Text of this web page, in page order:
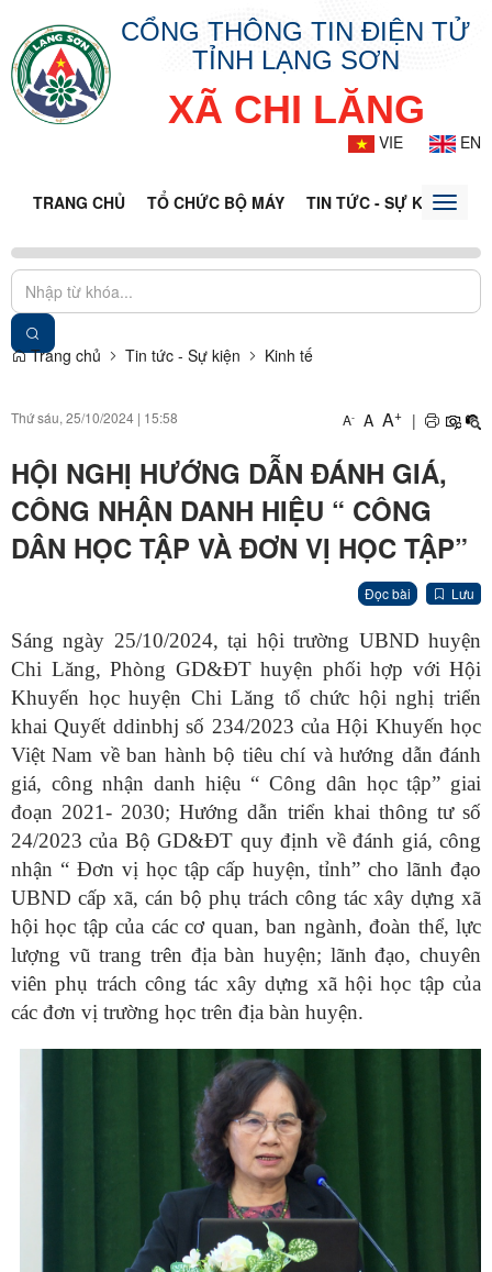
CỔNG THÔNG TIN ĐIỆN TỬ
TỈNH LẠNG SƠN
XÃ CHI LĂNG
VIE EN
TRANG CHỦ TỔ CHỨC BỘ MÁY TIN TỨC - SỰ KIỆNToggle
Trang chủ Tin tức - Sự kiện Kinh tế
Thứ sáu, 25/10/2024 | 15:58 A- A A+ |
HỘI NGHỊ HƯỚNG DẪN ĐÁNH GIÁ,
CÔNG NHẬN DANH HIỆU “ CÔNG
DÂN HỌC TẬP VÀ ĐƠN VỊ HỌC TẬP”
Đọc bài Lưu
Sáng ngày 25/10/2024, tại hội trường UBND huyện
Chi Lăng, Phòng GD&ĐT huyện phối hợp với Hội
Khuyến học huyện Chi Lăng tổ chức hội nghị triển
khai Quyết ddinbhj số 234/2023 của Hội Khuyến học
Việt Nam về ban hành bộ tiêu chí và hướng dẫn đánh
giá, công nhận danh hiệu “ Công dân học tập” giai
đoạn 2021- 2030; Hướng dẫn triển khai thông tư số
24/2023 của Bộ GD&ĐT quy định về đánh giá, công
nhận “ Đơn vị học tập cấp huyện, tỉnh” cho lãnh đạo
UBND cấp xã, cán bộ phụ trách công tác xây dựng xã
hội học tập của các cơ quan, ban ngành, đoàn thể, lực
lượng vũ trang trên địa bàn huyện; lãnh đạo, chuyên
viên phụ trách công tác xây dựng xã hội học tập của
các đơn vị trường học trên địa bàn huyện.